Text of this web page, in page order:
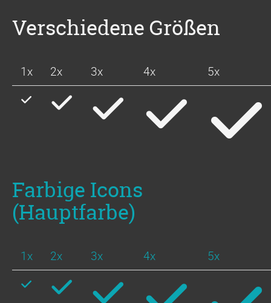
Verschiedene Größen
1x 2x 3x 4x 5x
Farbige Icons
(Hauptfarbe)
1x 2x 3x 4x 5x